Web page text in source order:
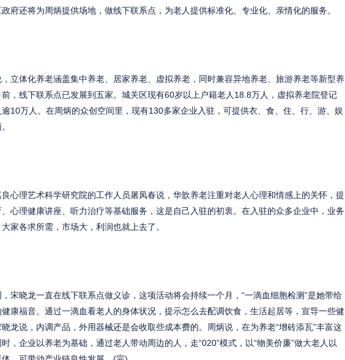
府还将为周炳提供场地，做线下联系点，为老人提供标准化、专业化、亲情化的服务。
体化养老涵盖集中养老、居家养老、虚拟养老，同时兼容异地养老、旅游养老等新型养
，线下联系点已发展到五家。城关区现有60岁以上户籍老人18.8万人，虚拟养老院登记
10万人。在周炳的众创空间里，现有130多家企业入驻，可提供衣、食、住、行、游、娱
理艺术科学研究院的工作人员屠凤春说，华歆养老注重对老人心理和情感上的关怀，提
心理健康讲座、听力治疗等基础服务，这是自己入驻的初衷。在入驻的众多企业中，业务
家各求所需，市场大，利润也就上去了。
晓龙一直在线下联系点做义诊，这项活动将会持续一个月，“一滴血细胞检测”是她带给
康福音。通过一滴血看老人的身体状况，提示怎么去配调饮食，生活起居等，宣导一些健
晓龙说，内调产品，外用器械还是会收取些成本费的。周炳说，在为养老“增砖添瓦”丰富这
，企业以养老为基础，通过老人带动周边的人，走“020”模式，以“物美价廉”做大老人以